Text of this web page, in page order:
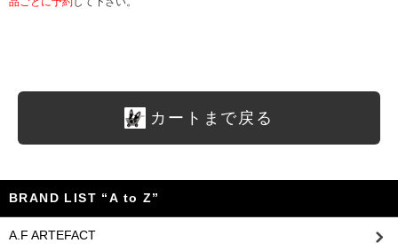
カートまで戻る
BRAND LIST “A to Z”
A.F ARTEFACT